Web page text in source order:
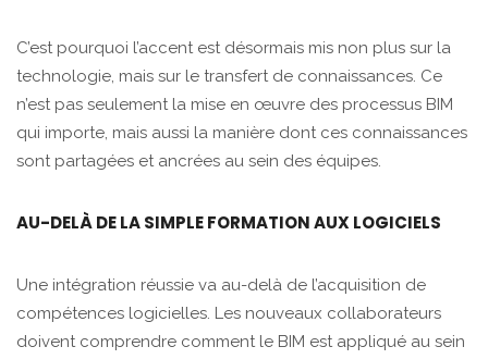
C’est pourquoi l’accent est désormais mis non plus sur la
technologie, mais sur le transfert de connaissances. Ce
n’est pas seulement la mise en œuvre des processus BIM
qui importe, mais aussi la manière dont ces connaissances
sont partagées et ancrées au sein des équipes.
AU-DELÀ DE LA SIMPLE FORMATION AUX LOGICIELS
Une intégration réussie va au-delà de l’acquisition de
compétences logicielles. Les nouveaux collaborateurs
doivent comprendre comment le BIM est appliqué au sein